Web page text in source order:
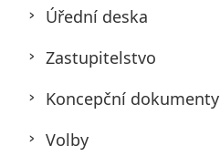
Úřední deska
Zastupitelstvo
Koncepční dokumenty
Volby